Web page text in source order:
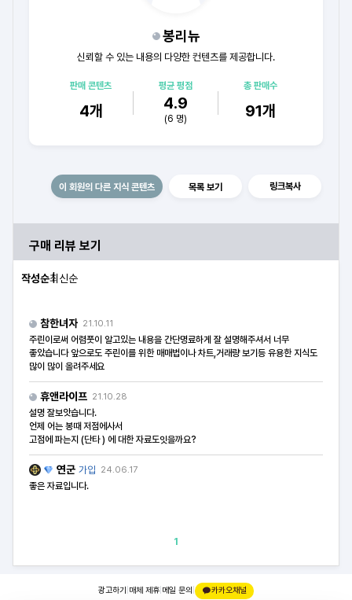
봉리뉴
신뢰할 수 있는 내용의 다양한 컨텐츠를 제공합니다.
판매 콘텐츠
4개
평균 평점
4.9
(6 명)
총 판매수
91개
이 회원의 다른 지식 콘텐츠 목록 보기 링크복사
구매 리뷰 보기
작성순최신순
참한녀자 21.10.11
주린이로써 어렴풋이 알고있는 내용을 간단명료하게 잘 설명해주셔서 너무
좋았습니다 앞으로도 주린이를 위한 매매법이나 차트,거래량 보기등 유용한 지식도
많이 많이 올려주세요
휴앤라이프 21.10.28
설명 잘보앗습니다.
언제 어는 봉때 저점에사서
고점에 파는지 (단타 ) 에 대한 자료도잇을까요?
연군 가입 24.06.17
좋은 자료입니다.
1
광고하기 매체 제휴 메일 문의 | 카카오채널